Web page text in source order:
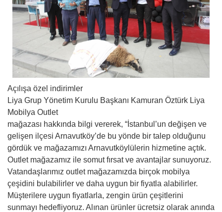
Açılışa özel indirimler
Liya Grup Yönetim Kurulu Başkanı Kamuran Öztürk Liya
Mobilya Outlet
mağazası hakkında bilgi vererek, “İstanbul’un değişen ve
gelişen ilçesi Arnavutköy’de bu yönde bir talep olduğunu
gördük ve mağazamızı Arnavutköylülerin hizmetine açtık.
Outlet mağazamız ile somut fırsat ve avantajlar sunuyoruz.
Vatandaşlarımız outlet mağazamızda birçok mobilya
çeşidini bulabilirler ve daha uygun bir fiyatla alabilirler.
Müşterilere uygun fiyatlarla, zengin ürün çeşitlerini
sunmayı hedefliyoruz. Alınan ürünler ücretsiz olarak anında